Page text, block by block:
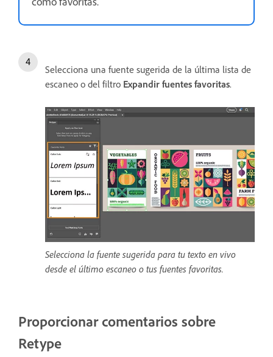
Selecciona una fuente sugerida de la última lista de
escaneo o del filtro Expandir fuentes favoritas.
Selecciona la fuente sugerida para tu texto en vivo
desde el último escaneo o tus fuentes favoritas.
Proporcionar comentarios sobre
Retype